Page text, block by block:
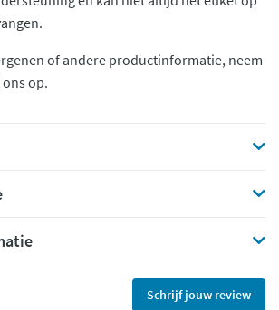
of andere productinformatie, neem
op.
Schrijf jouw review